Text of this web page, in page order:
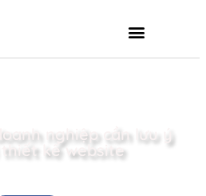
nghiệp cần lưu ý
kế website